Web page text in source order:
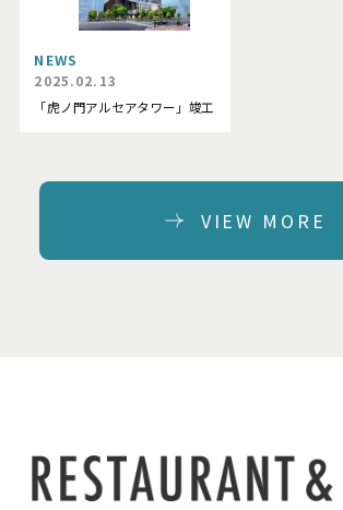
NEWS
2025.02.13
「虎ノ門アルセアタワー」竣工
VIEW MORE